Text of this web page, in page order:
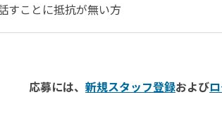
すことに抵抗が無い方
応募には、 新規スタッフ登録および